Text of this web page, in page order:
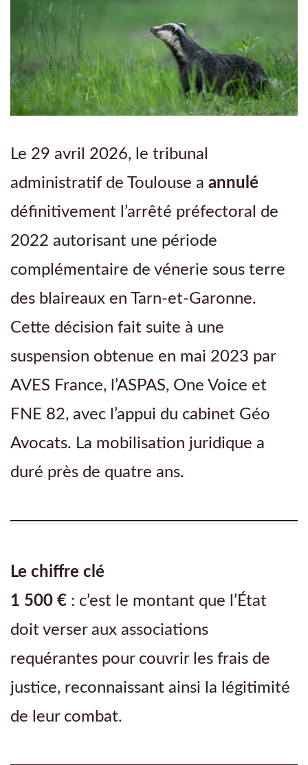
Le 29 avril 2026, le tribunal
administratif de Toulouse a annulé
définitivement l’arrêté préfectoral de
2022 autorisant une période
complémentaire de vénerie sous terre
des blaireaux en Tarn-et-Garonne.
Cette décision fait suite à une
suspension obtenue en mai 2023 par
AVES France, l’ASPAS, One Voice et
FNE 82, avec l’appui du cabinet Géo
Avocats. La mobilisation juridique a
duré près de quatre ans.
Le chiffre clé
1 500 € : c’est le montant que l’État
doit verser aux associations
requérantes pour couvrir les frais de
justice, reconnaissant ainsi la légitimité
de leur combat.